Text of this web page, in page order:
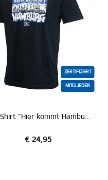
SC T-Shirt "Hier kommt Hamburg"